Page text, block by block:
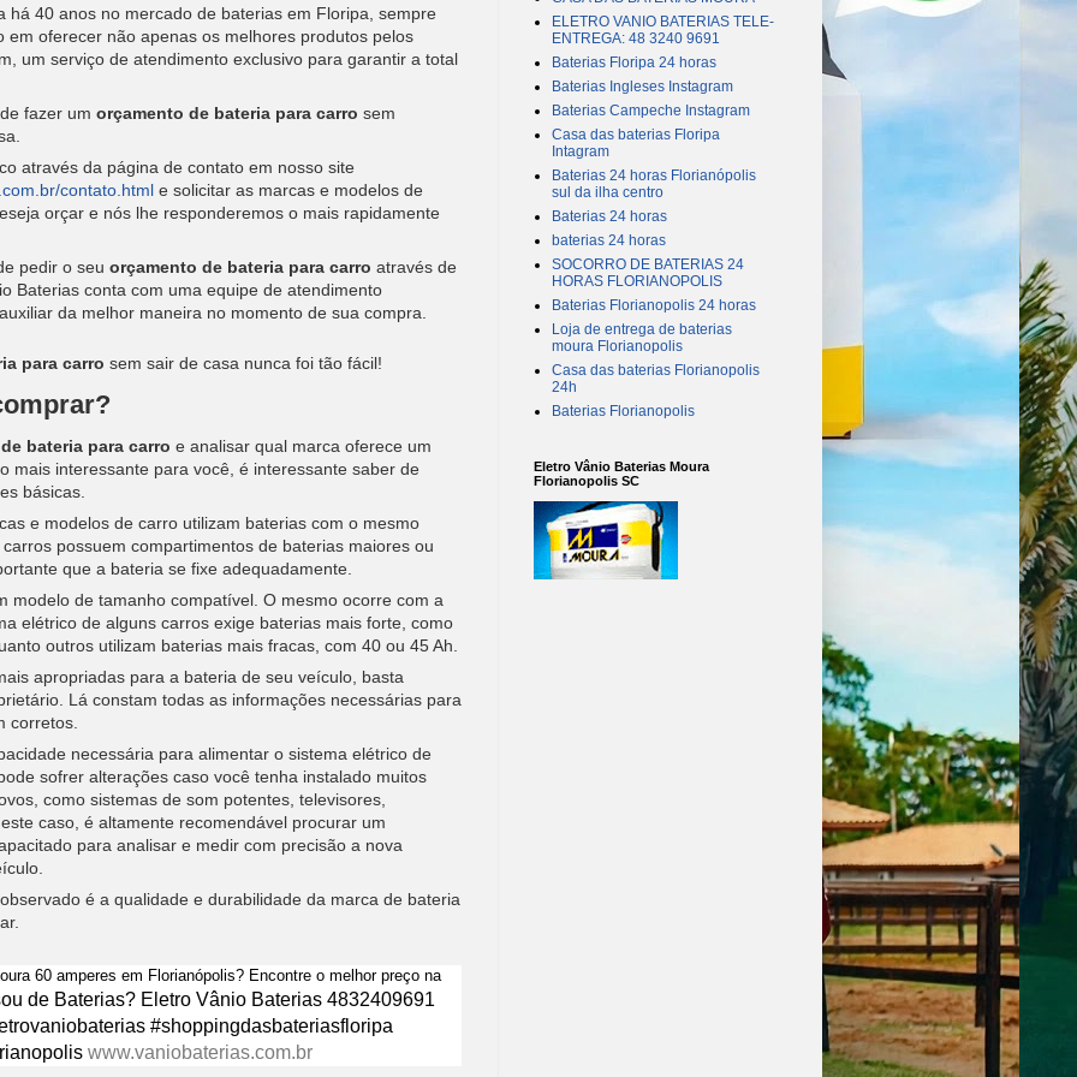
há 40 anos no mercado de baterias em Floripa, sempre
em oferecer não apenas os melhores produtos pelos
um serviço de atendimento exclusivo para garantir a total
fazer um orçamento de bateria para carro sem
através da página de contato em nosso site
contato.html e solicitar as marcas e modelos de
orçar e nós lhe responderemos o mais rapidamente
pedir o seu orçamento de bateria para carro através de
Baterias conta com uma equipe de atendimento
da melhor maneira no momento de sua compra.
para carro sem sair de casa nunca foi tão fácil!
bateria para carro e analisar qual marca oferece um
mais interessante para você, é interessante saber de
básicas.
e modelos de carro utilizam baterias com o mesmo
possuem compartimentos de baterias maiores ou
que a bateria se fixe adequadamente.
modelo de tamanho compatível. O mesmo ocorre com a
elétrico de alguns carros exige baterias mais forte, como
outros utilizam baterias mais fracas, com 40 ou 45 Ah.
apropriadas para a bateria de seu veículo, basta
Lá constam todas as informações necessárias para
corretos.
necessária para alimentar o sistema elétrico de
sofrer alterações caso você tenha instalado muitos
como sistemas de som potentes, televisores,
caso, é altamente recomendável procurar um
para analisar e medir com precisão a nova
é a qualidade e durabilidade da marca de bateria
60 amperes em Florianópolis? Encontre o melhor preço na
de Baterias? Eletro Vânio Baterias 4832409691
#shoppingdasbateriasfloripa
www.vaniobaterias.com.br
ELETRO VANIO BATERIAS TELE-
ENTREGA: 48 3240 9691
Baterias Floripa 24 horas
Baterias Ingleses Instagram
Baterias Campeche Instagram
Casa das baterias Floripa
Intagram
Baterias 24 horas Florianópolis
sul da ilha centro
Baterias 24 horas
baterias 24 horas
SOCORRO DE BATERIAS 24
HORAS FLORIANOPOLIS
Baterias Florianopolis 24 horas
Loja de entrega de baterias
moura Florianopolis
Casa das baterias Florianopolis
24h
Baterias Florianopolis
Eletro Vânio Baterias Moura
Florianopolis SC